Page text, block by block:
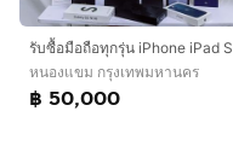
หนองแขม กรุงเทพมหานคร
฿ 50,000